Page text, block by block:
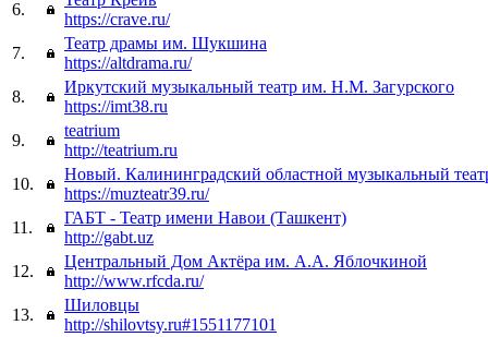
6.
https://crave.ru/
7.
Театр драмы им. Шукшина
https://altdrama.ru/
8.
Иркутский музыкальный театр им. Н.М. Загурского
https://imt38.ru
9.
teatrium
http://teatrium.ru
10.
Новый. Калининградский областной музыкальный
https://muzteatr39.ru/
11.
ГАБТ - Театр имени Навои (Ташкент)
http://gabt.uz
12.
Центральный Дом Актёра им. А.А. Яблочкиной
http://www.rfcda.ru/
13.
Шиловцы
http://shilovtsy.ru#1551177101